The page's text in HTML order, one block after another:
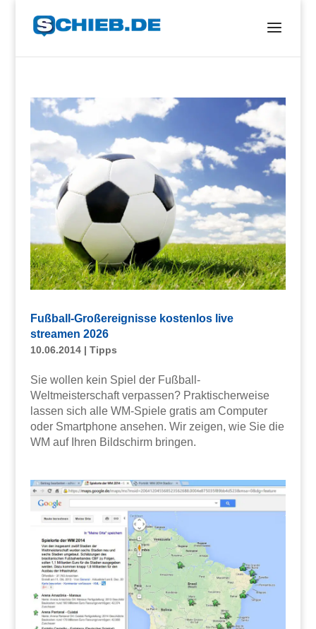
Fußball-Großereignisse kostenlos live
streamen 2026
10.06.2014| Tipps
Sie wollen kein Spiel der Fußball-
Weltmeisterschaft verpassen? Praktischerweise
lassen sich alle WM-Spiele gratis am Computer
oder Smartphone ansehen. Wir zeigen, wie Sie die
WM auf Ihren Bildschirm bringen.